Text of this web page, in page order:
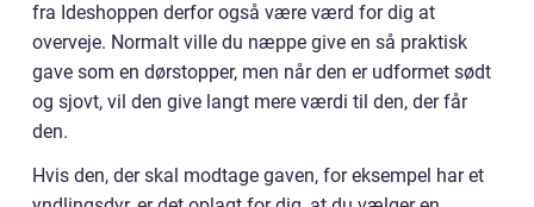
fra Ideshoppen derfor også være værd for dig at
overveje. Normalt ville du næppe give en så praktisk
gave som en dørstopper, men når den er udformet sødt
og sjovt, vil den give langt mere værdi til den, der får
den.
Hvis den, der skal modtage gaven, for eksempel har et